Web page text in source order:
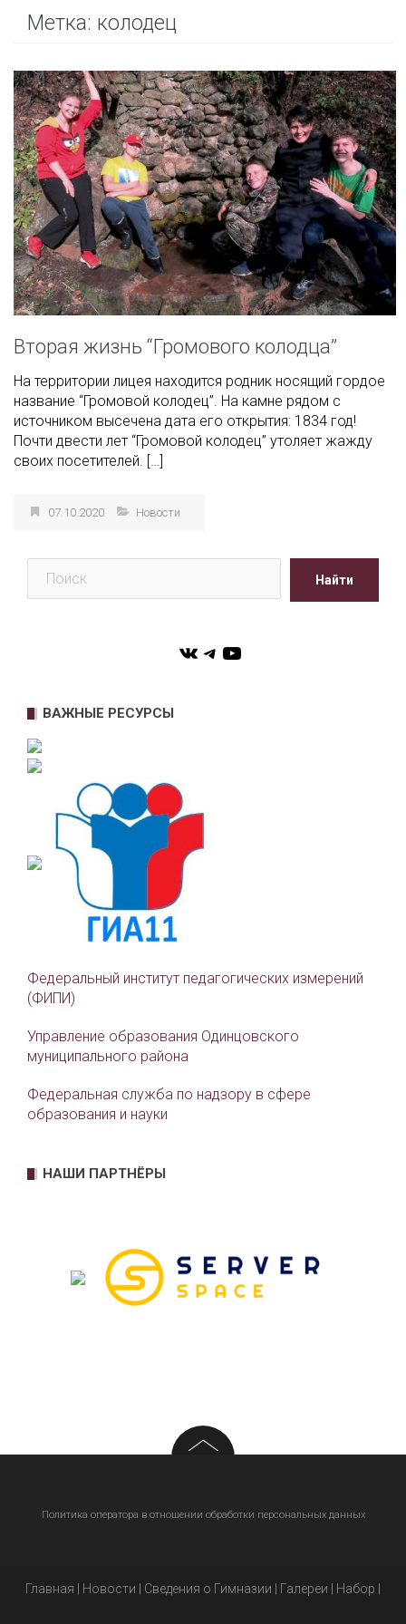
Метка: колодец
Вторая жизнь “Громового колодца”
На территории лицея находится родник носящий гордое
название “Громовой колодец”. На камне рядом с
источником высечена дата его открытия: 1834 год!
Почти двести лет “Громовой колодец” утоляет жажду
своих посетителей. […]
07.10.2020 Новости
Поиск
Найти
VKTelegram
YouTube
ВАЖНЫЕ РЕСУРСЫ
Федеральный институт педагогических измерений
(ФИПИ)
Управление образования Одинцовского
муниципального района
Федеральная служба по надзору в сфере
образования и науки
НАШИ ПАРТНЁРЫ
Политика оператора в отношении обработки персональных данных
Главная | Новости | Сведения о Гимназии | Галереи | Набор |